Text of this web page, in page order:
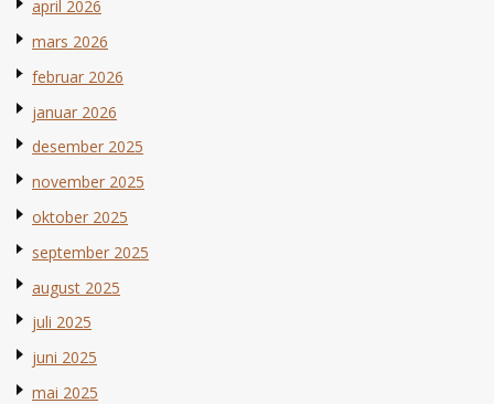
april 2026
mars 2026
februar 2026
januar 2026
desember 2025
november 2025
oktober 2025
september 2025
august 2025
juli 2025
juni 2025
mai 2025